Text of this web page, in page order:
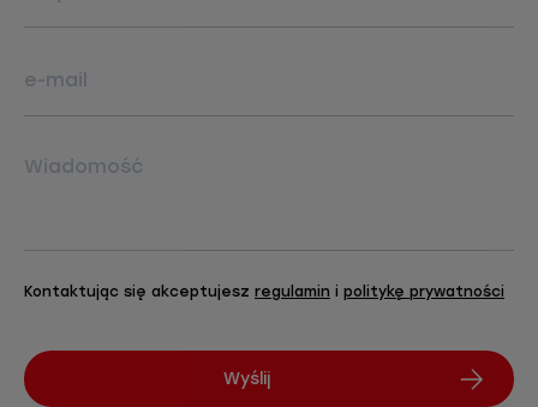
Kontaktując się akceptujesz regulamin i politykę prywatności
Wyślij